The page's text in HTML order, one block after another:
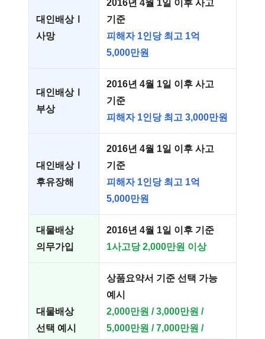
대인배상Ⅰ
사망
2016년 4월 1일 이후 사고
기준
피해자 1인당 최고 1억
5,000만원
대인배상Ⅰ
부상
2016년 4월 1일 이후 사고
기준
피해자 1인당 최고 3,000만원
대인배상Ⅰ
후유장해
2016년 4월 1일 이후 사고
기준
피해자 1인당 최고 1억
5,000만원
대물배상
의무가입
2016년 4월 1일 이후 기준
1사고당 2,000만원 이상
대물배상
선택 예시
상품요약서 기준 선택 가능
예시
2,000만원 / 3,000만원 /
5,000만원 / 7,000만원 /